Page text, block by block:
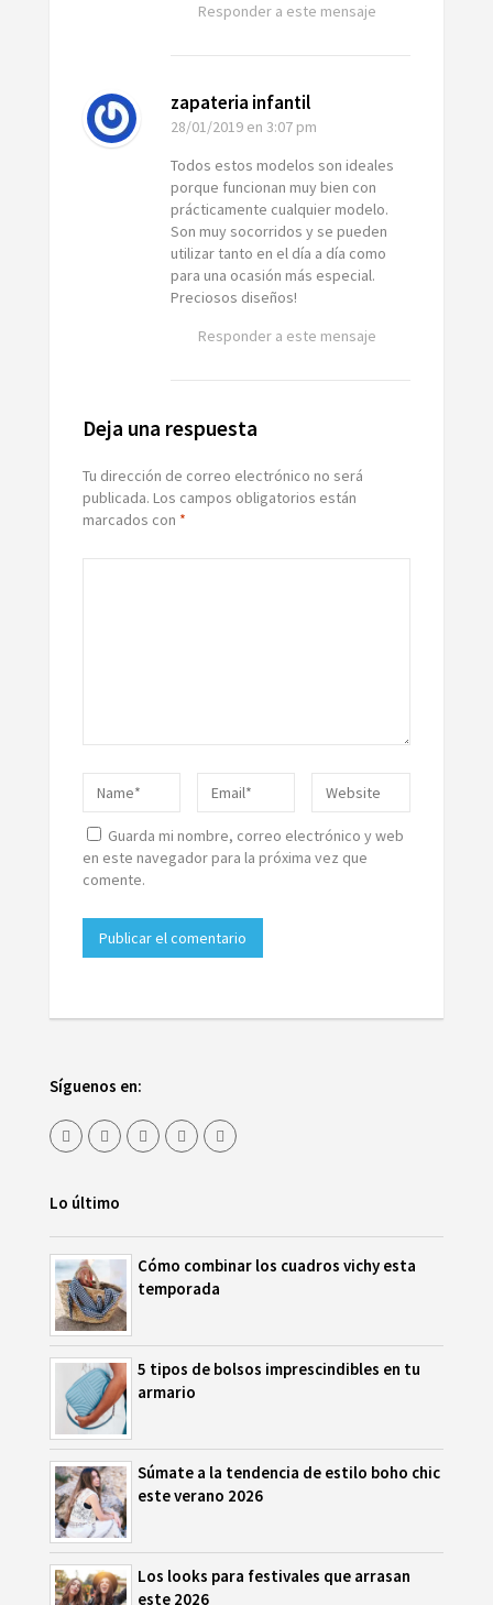
Responder a este mensaje
zapateria infantil
28/01/2019en 3:07 pm
Todos estos modelos son ideales
porque funcionan muy bien con
prácticamente cualquier modelo.
Son muy socorridos y se pueden
utilizar tanto en el día a día como
para una ocasión más especial.
Preciosos diseños!
Responder a este mensaje
Deja una respuesta
Tu dirección de correo electrónico no será
publicada. Los campos obligatorios están
marcados con *
Guarda mi nombre, correo electrónico y web
en este navegador para la próxima vez que
comente.
Síguenos en:
Lo último
Cómo combinar los cuadros vichy esta
temporada
5 tipos de bolsos imprescindibles en tu
armario
Súmate a la tendencia de estilo boho chic
este verano 2026
Los looks para festivales que arrasan
este 2026